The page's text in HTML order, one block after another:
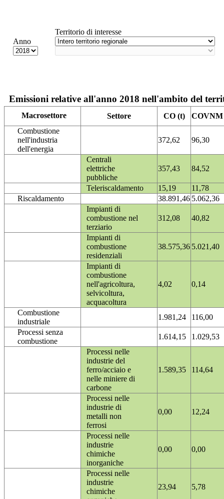
Anno
Territorio di interesse
Emissioni relative all'anno 2018 nell'ambito del
Macrosettore Settore CO (t)
COVNM
Combustione
nell'industria
dell'energia
372,62 96,30
Centrali
elettriche
pubbliche
357,43 84,52
Teleriscaldamento 15,19
11,78
Riscaldamento
38.891,46 5.062,36
Impianti di
combustione nel
terziario
312,08 40,82
Impianti di
combustione
residenziali
38.575,36 5.021,40
Impianti di
combustione
nell'agricoltura,
selvicoltura,
acquacoltura
4,02 0,14
Combustione
industriale
1.981,24
116,00
Processi senza
combustione
1.614,15
1.029,53
Processi nelle
industrie del
ferro/acciaio e
nelle miniere di
carbone
1.589,35 114,64
Processi nelle
industrie di
metalli non
ferrosi
0,00 12,24
Processi nelle
industrie
chimiche
inorganiche
0,00 0,00
Processi nelle
industrie
chimiche
23,94 5,78